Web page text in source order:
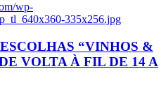
wp-
335x256.jpg
“VINHOS &
VOLTA À FIL DE 14 A